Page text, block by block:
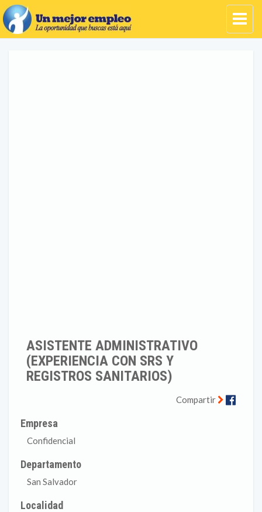
ASISTENTE ADMINISTRATIVO
(EXPERIENCIA CON SRS Y
REGISTROS SANITARIOS)
Compartir
Empresa
Confidencial
Departamento
San Salvador
Localidad